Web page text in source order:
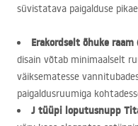
süvistatava paigalduse
Erakordselt õhuke
disain võtab minimaalselt
väiksematesse
paigaldusruumiga
J tüüpi loputusnupp